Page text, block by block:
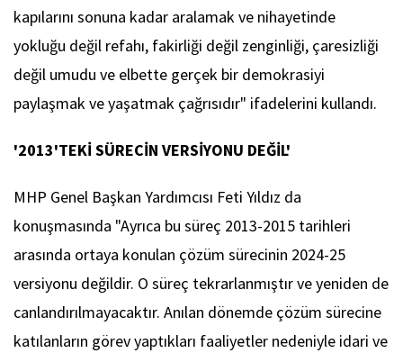
kapılarını sonuna kadar aralamak ve nihayetinde
yokluğu değil refahı, fakirliği değil zenginliği, çaresizliği
değil umudu ve elbette gerçek bir demokrasiyi
paylaşmak ve yaşatmak çağrısıdır" ifadelerini kullandı.
'2013'TEKİ SÜRECİN VERSİYONU DEĞİL'
MHP Genel Başkan Yardımcısı Feti Yıldız da
konuşmasında "Ayrıca bu süreç 2013-2015 tarihleri
arasında ortaya konulan çözüm sürecinin 2024-25
versiyonu değildir. O süreç tekrarlanmıştır ve yeniden de
canlandırılmayacaktır. Anılan dönemde çözüm sürecine
katılanların görev yaptıkları faaliyetler nedeniyle idari ve